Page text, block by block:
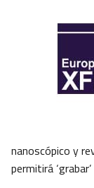
nanoscópico y
permitirá